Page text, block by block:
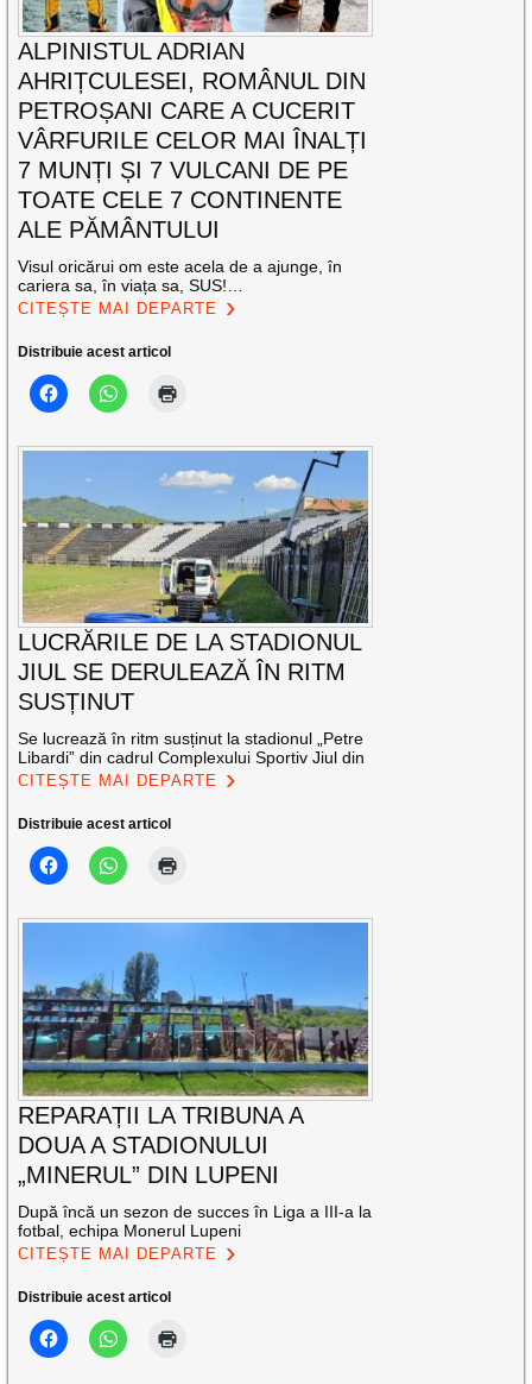
ALPINISTUL ADRIAN
AHRIȚCULESEI, ROMÂNUL DIN
PETROȘANI CARE A CUCERIT
VÂRFURILE CELOR MAI ÎNALȚI
7 MUNȚI ȘI 7 VULCANI DE PE
TOATE CELE 7 CONTINENTE
ALE PĂMÂNTULUI
Visul oricărui om este acela de a ajunge, în
cariera sa, în viața sa, SUS!…
CITEȘTE MAI DEPARTE
Distribuie acest articol
LUCRĂRILE DE LA STADIONUL
JIUL SE DERULEAZĂ ÎN RITM
SUSȚINUT
Se lucrează în ritm susținut la stadionul „Petre
Libardi” din cadrul Complexului Sportiv Jiul din
CITEȘTE MAI DEPARTE
Distribuie acest articol
REPARAȚII LA TRIBUNA A
DOUA A STADIONULUI
„MINERUL” DIN LUPENI
După încă un sezon de succes în Liga a III-a la
fotbal, echipa Monerul Lupeni
CITEȘTE MAI DEPARTE
Distribuie acest articol